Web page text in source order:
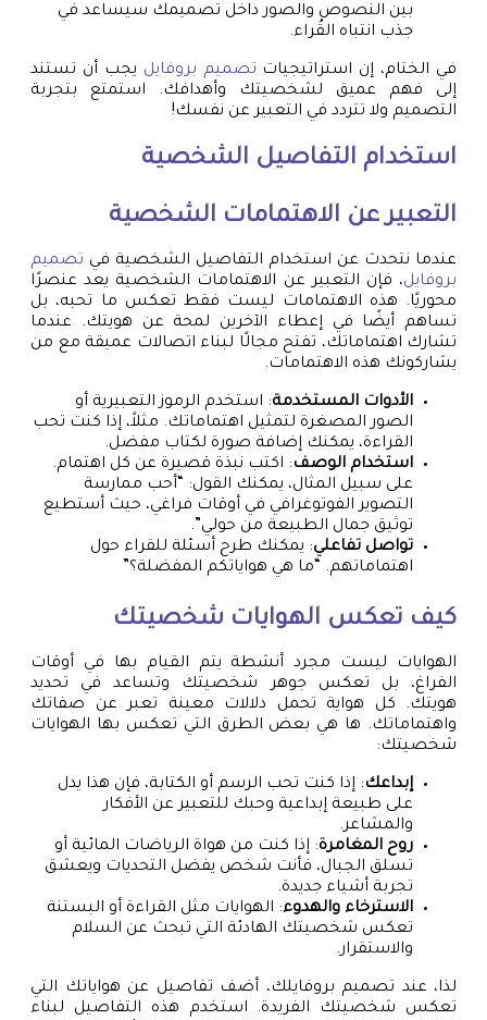
بين النصوص والصور داخل تصميمك سيساعد في
جذب انتباه القُراء.
في الختام، إن استراتيجيات تصميم بروفايل يجب أن تستند
إلى فهم عميق لشخصيتك وأهدافك. استمتع بتجربة
التصميم ولا تتردد في التعبير عن نفسك!
استخدام التفاصيل الشخصية
التعبير عن الاهتمامات الشخصية
عندما نتحدث عن استخدام التفاصيل الشخصية في تصميم
بروفايل، فإن التعبير عن الاهتمامات الشخصية يعد عنصرًا
محوريًا. هذه الاهتمامات ليست فقط تعكس ما تحبه، بل
تساهم أيضًا في إعطاء الآخرين لمحة عن هويتك. عندما
تشارك اهتماماتك، تفتح مجالًا لبناء اتصالات عميقة مع من
يشاركونك هذه الاهتمامات.
الأدوات المستخدمة: استخدم الرموز التعبيرية أو
الصور المصغرة لتمثيل اهتماماتك. مثلاً، إذا كنت تحب
القراءة، يمكنك إضافة صورة لكتاب مفضل.
استخدام الوصف: اكتب نبذة قصيرة عن كل اهتمام.
على سبيل المثال، يمكنك القول: “أحب ممارسة
التصوير الفوتوغرافي في أوقات فراغي، حيث أستطيع
توثيق جمال الطبيعة من حولي”.
تواصل تفاعلي: يمكنك طرح أسئلة للقراء حول
اهتماماتهم. “ما هي هواياتكم المفضلة؟”
كيف تعكس الهوايات شخصيتك
الهوايات ليست مجرد أنشطة يتم القيام بها في أوقات
الفراغ، بل تعكس جوهر شخصيتك وتساعد في تحديد
هويتك. كل هواية تحمل دلالات معينة تعبر عن صفاتك
واهتماماتك. ها هي بعض الطرق التي تعكس بها الهوايات
شخصيتك:
إبداعك: إذا كنت تحب الرسم أو الكتابة، فإن هذا يدل
على طبيعة إبداعية وحبك للتعبير عن الأفكار
والمشاعر.
روح المغامرة: إذا كنت من هواة الرياضات المائية أو
تسلق الجبال، فأنت شخص يفضل التحديات ويعشق
تجربة أشياء جديدة.
الاسترخاء والهدوء: الهوايات مثل القراءة أو البستنة
تعكس شخصيتك الهادئة التي تبحث عن السلام
والاستقرار.
لذا، عند تصميم بروفايلك، أضف تفاصيل عن هواياتك التي
تعكس شخصيتك الفريدة. استخدم هذه التفاصيل لبناء